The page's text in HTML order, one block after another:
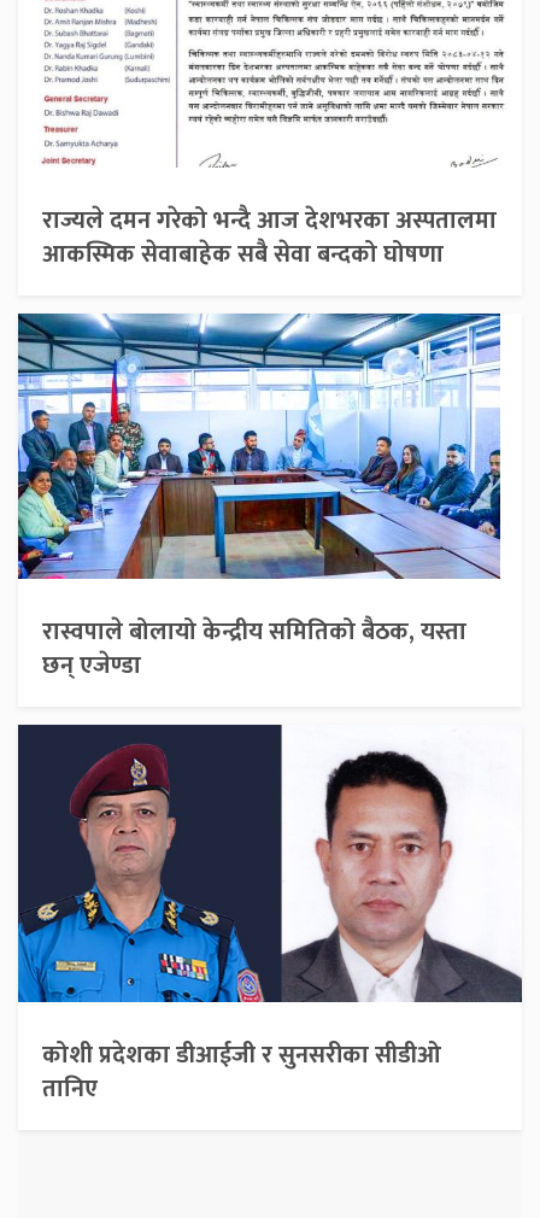
राज्यले दमन गरेको भन्दै आज देशभरका अस्पतालमा
आकस्मिक सेवाबाहेक सबै सेवा बन्दको घोषणा
रास्वपाले बोलायो केन्द्रीय समितिको बैठक, यस्ता
छन् एजेण्डा
कोशी प्रदेशका डीआईजी र सुनसरीका सीडीओ
तानिए